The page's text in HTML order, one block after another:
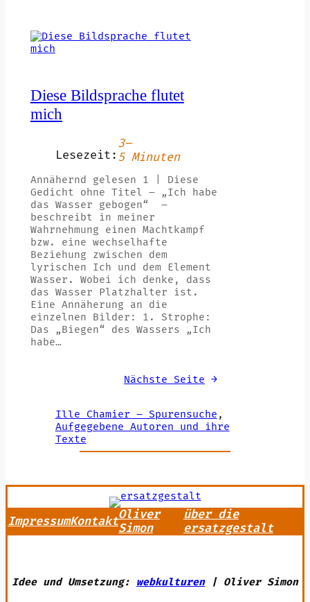
Diese Bildsprache flutet
mich
Lesezeit:
3–
5 Minuten
Annähernd gelesen 1 | Diese
Gedicht ohne Titel – „Ich habe
das Wasser gebogen“ –
beschreibt in meiner
Wahrnehmung einen Machtkampf
bzw. eine wechselhafte
Beziehung zwischen dem
lyrischen Ich und dem Element
Wasser. Wobei ich denke, dass
das Wasser Platzhalter ist.
Eine Annäherung an die
einzelnen Bilder: 1. Strophe:
Das „Biegen“ des Wassers „Ich
habe…
Nächste Seite →
Ille Chamier – Spurensuche
Aufgegebene Autoren und ihre
Texte
ImpressumKontaktOliver
Simon
über die
ersatzgestalt
Idee und Umsetzung: webkulturen| Oliver Simon